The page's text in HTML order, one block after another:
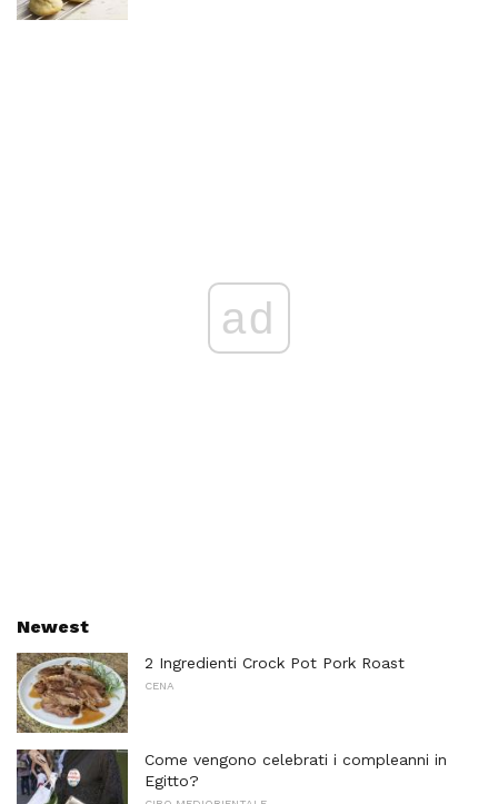
ad
Newest
2 Ingredienti Crock Pot Pork Roast
CENA
Come vengono celebrati i compleanni in
Egitto?